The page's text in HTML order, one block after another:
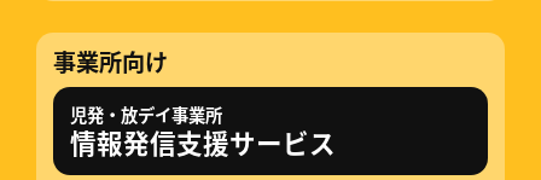
事業所向け
児発・放デイ事業所
情報発信支援サービス